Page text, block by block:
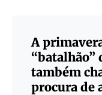
A
“batalhão”
também
procura de